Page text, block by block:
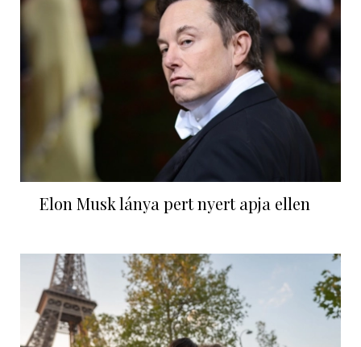
Elon Musk lánya pert nyert apja ellen